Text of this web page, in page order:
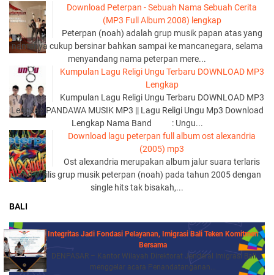
Download Peterpan - Sebuah Nama Sebuah Cerita
(MP3 Full Album 2008) lengkap
Peterpan (noah) adalah grup musik papan atas yang
namanya cukup bersinar bahkan sampai ke mancanegara, selama
menyandang nama peterpan mere...
Kumpulan Lagu Religi Ungu Terbaru DOWNLOAD MP3
Lengkap
Kumpulan Lagu Religi Ungu Terbaru DOWNLOAD MP3
Lengkap PANDAWA MUSIK MP3 || Lagu Religi Ungu Mp3 Download
Lengkap Nama Band : Ungu...
Download lagu peterpan full album ost alexandria
(2005) mp3
Ost alexandria merupakan album jalur suara terlaris
yang di rilis grup musik peterpan (noah) pada tahun 2005 dengan
single hits tak bisakah,...
BALI
Integritas Jadi Fondasi Pelayanan, Imigrasi Bali Teken Komitmen
Bersama
DENPASAR – Kantor Wilayah Direktorat Jenderal Imigrasi Bali
menggelar acara Penandatanganan...